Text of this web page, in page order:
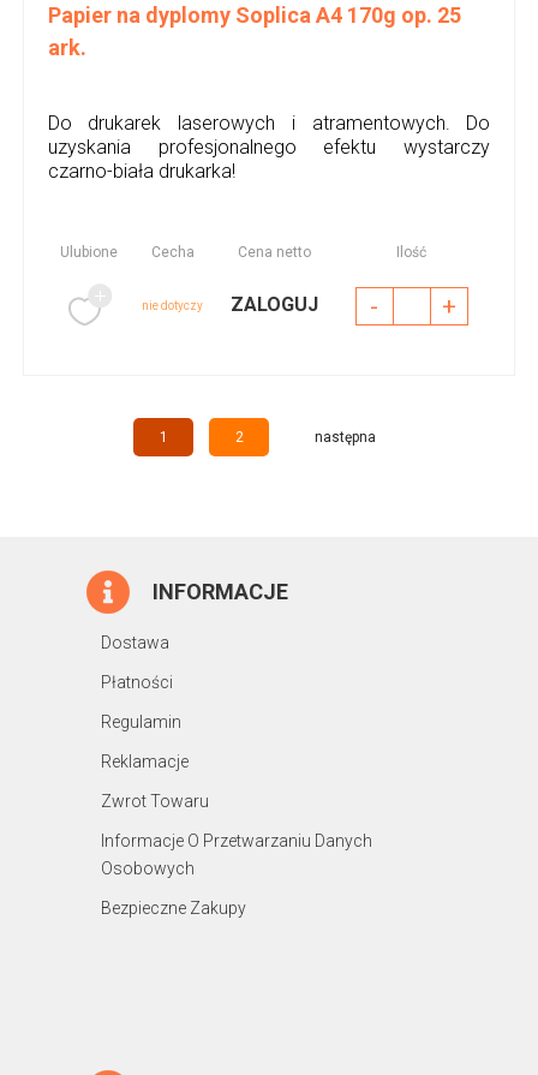
Papier na dyplomy Soplica A4 170g op. 25
ark.
Do drukarek laserowych i atramentowych. Do
uzyskania profesjonalnego efektu wystarczy
czarno-biała drukarka!
Ulubione Cecha Cena netto Ilość
nie dotyczy ZALOGUJ - +
1 2 następna
INFORMACJE
Dostawa
Płatności
Regulamin
Reklamacje
Zwrot Towaru
Informacje O Przetwarzaniu Danych
Osobowych
Bezpieczne Zakupy